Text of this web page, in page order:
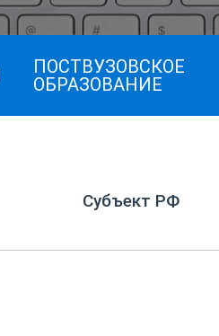
ПОСТВУЗОВСКОЕ
ОБРАЗОВАНИЕ
Субъект РФ